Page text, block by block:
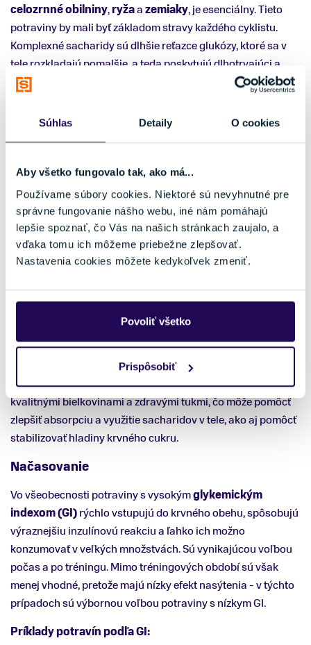
Súhlas Detaily O cookies
Aby všetko fungovalo tak, ako má...
Používame súbory cookies. Niektoré sú nevyhnutné pre
správne fungovanie nášho webu, iné nám pomáhajú
lepšie spoznať, čo Vás na našich stránkach zaujalo, a
vďaka tomu ich môžeme priebežne zlepšovať.
Nastavenia cookies môžete kedykoľvek zmeniť.
Povoliť všetko
Prispôsobiť
celozrnné obilniny,ryžaazemiaky, je esenciálny. Tieto
potraviny by mali byť základom stravy každého cyklistu.
Komplexné sacharidy sú dlhšie reťazce glukózy, ktoré sa v
tele rozkladajú pomalšie, a teda poskytujú dlhotrvajúci a
stabilný prísun energie. Tieto sacharidy sú tiež bohaté na
systému a stabilnú hladinu cukru v krvi.
Okrem celozrnných obilnín, ryže a zemiakov sú ďalšími
skvelými zdrojmi komplexných sacharidov aj
(napr. šošovica, hrach, fazuľa),
pšeniceaovsené vločky. Tieto potraviny by mali byť
pravidelnou súčasťou jedálnička, aby cyklista udržal
optimálne zásoby glykogénu.
Je dôležité poznamenať, že nielen komplexné, ale aj
v gélových doplnkoch) majú svoje miesto v strave cyklistov,
najmä počas a po náročných výkonoch, keď je potrebné
rýchlo obnoviť energetické zásoby.
Rovnako je dôležité pristupovať k sacharidom vyvážene, čo
znamená, že ich konzumáciu je dobré kombinovať s
kvalitnými bielkovinami a zdravými tukmi, čo môže pomôcť
zlepšiť absorpciu a využitie sacharidov v tele, ako aj pomôcť
stabilizovať hladiny krvného cukru.
Načasovanie
Vo všeobecnosti potraviny s vysokýmglykemickým
indexom (GI)rýchlo vstupujú do krvného obehu, spôsobujú
výraznejšiu inzulínovú reakciu a ľahko ich možno
konzumovať v veľkých množstvách. Sú vynikajúcou voľbou
počas a po tréningu. Mimo tréningových období sú však
menej vhodné, pretože majú nízky efekt nasýtenia - v týchto
prípadoch sú výbornou voľbou potraviny s nízkym GI.
Príklady potravín podľa GI: